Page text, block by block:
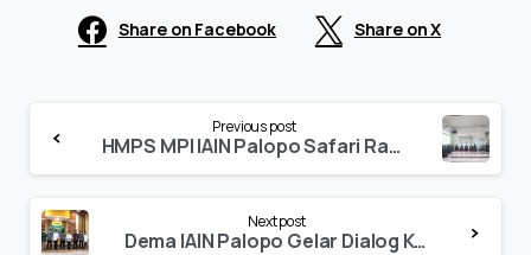
Share on Facebook Share on X
Reading
Previous post
HMPS MPI IAIN Palopo Safari Ramadan di Luwu Utara
Next post
Dema IAIN Palopo Gelar Dialog Kebangsaan Hadirkan Kapolres Kota Palopo